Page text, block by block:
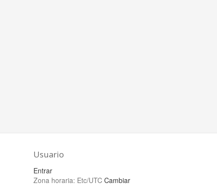
Usuario
Entrar
Zona horaria: Etc/UTC Cambiar